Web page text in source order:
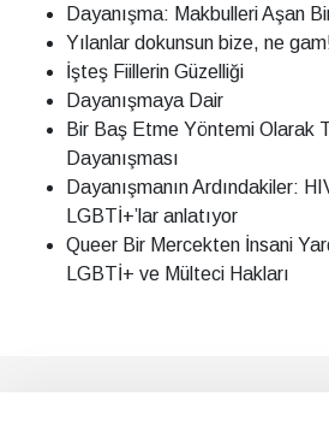
Dayanışma: Makbulleri Aşan
Yılanlar dokunsun bize, ne
İşteş Fiillerin Güzelliği
Dayanışmaya Dair
Bir Baş Etme Yöntemi Olarak
Dayanışması
Dayanışmanın Ardındakiler:
LGBTİ+’lar anlatıyor
Queer Bir Mercekten İnsani
LGBTİ+ ve Mülteci Hakları